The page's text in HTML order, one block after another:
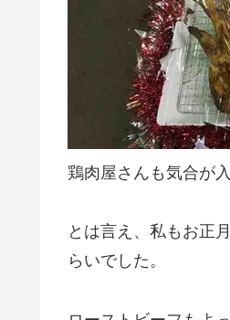
鶏肉屋さんも気合が
とは言え、私もお正
らいでした。